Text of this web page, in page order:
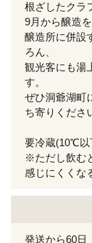
根ざしたクラ
9月から醸造
醸造所に併設
ろん、
観光客にも湯
す。
ぜひ洞爺湖町
ち寄りくださ
要冷蔵(10℃以
※ただし飲む
感じにくくな
発送から60日